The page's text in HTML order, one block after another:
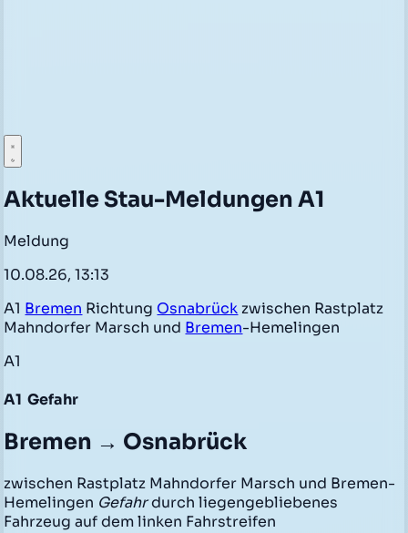
Aktuelle Stau-Meldungen A1
Meldung
10.08.26, 13:13
A1 Bremen Richtung Osnabrück zwischen Rastplatz
Mahndorfer Marsch und Bremen-Hemelingen
A1
A1 Gefahr
Bremen → Osnabrück
zwischen Rastplatz Mahndorfer Marsch und Bremen-
Hemelingen Gefahrdurch liegengebliebenes
Fahrzeug auf dem linken Fahrstreifen